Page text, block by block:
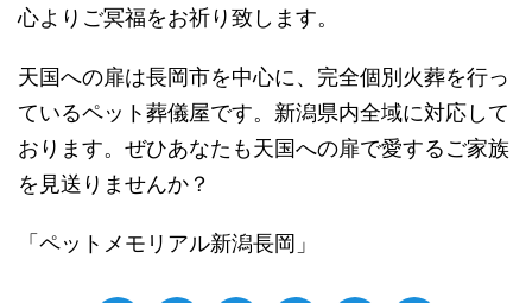
心よりご冥福をお祈り致します。
天国への扉は長岡市を中心に、完全個別火葬を行っ
ているペット葬儀屋です。新潟県内全域に対応して
おります。ぜひあなたも天国への扉で愛するご家族
を見送りませんか？
「ペットメモリアル新潟長岡」